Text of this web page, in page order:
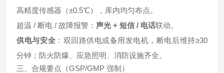
高精度传感器（±0.5℃），库内均匀布点。
超温 / 断电 / 故障报警：声光 + 短信 / 电话联动。
供电与安全 ：双回路供电或备用发电机，断电后维持≥30
分钟；防火防爆、应急照明、消防设施齐全。
三、合规要点（GSP/GMP 强制）